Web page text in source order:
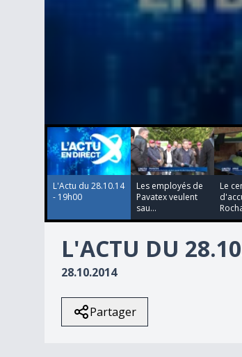
0
seconds
of
secondsVolume
90%
L'Actu du 28.10.14
- 19h00
Les employés de
Pavatex veulent
sau...
Le
L'ACTU DU
28.10.2014
Partager